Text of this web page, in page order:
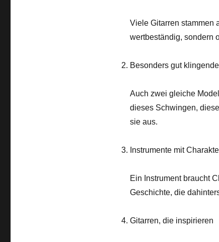
Viele Gitarren stammen
wertbeständig, sondern
Besonders gut
Auch zwei gleiche
dieses Schwingen,
sie aus.
Instrumente mit
Ein Instrument braucht
Geschichte, die
Gitarren, die inspirieren